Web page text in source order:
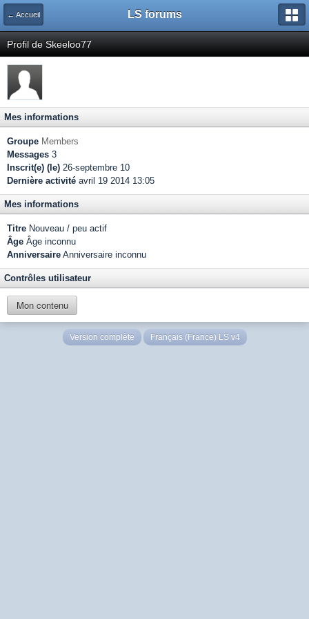
← Accueil LS forums
Profil de Skeeloo77
Mes informations
Groupe Members
Messages 3
Inscrit(e) (le) 26-septembre 10
Dernière activité avril 19 2014 13:05
Mes informations
Titre Nouveau / peu actif
Âge Âge inconnu
Anniversaire Anniversaire inconnu
Contrôles utilisateur
Mon contenu
Version complète Français (France) LS v4